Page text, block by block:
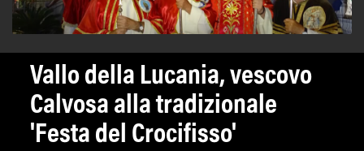
Vallo della Lucania, vescovo
Calvosa alla tradizionale
'Festa del Crocifisso'